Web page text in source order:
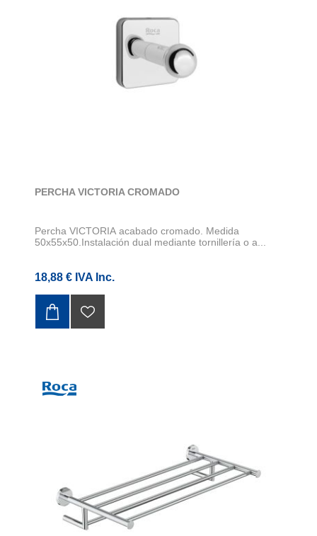
PERCHA VICTORIA CROMADO
Percha VICTORIA acabado cromado. Medida
50x55x50.Instalación dual mediante tornillería o a...
18,88 € IVA Inc.